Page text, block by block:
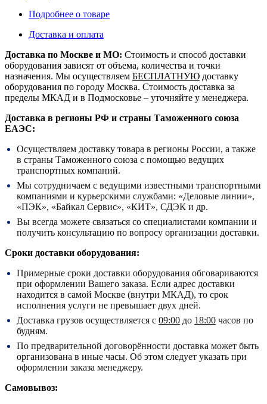
Подробнее о товаре
Доставка и оплата
Доставка по Москве и МО: Стоимость и способ доставки
оборудования зависят от объема, количества и точки
назначения. Мы осуществляем БЕСПЛАТНУЮ доставку
оборудования по городу Москва. Стоимость доставка за
пределы МКАД и в Подмосковье – уточняйте у менеджера.
Доставка в регионы РФ и страны Таможенного союза
ЕАЭС:
Осуществляем доставку товара в регионы России, а также
в страны Таможенного союза с помощью ведущих
транспортных компаний.
Мы сотрудничаем с ведущими известными транспортными
компаниями и курьерскими службами: «Деловые линии»,
«ПЭК», «Байкал Сервис», «КИТ», СДЭК и др.
Вы всегда можете связаться со специалистами компании и
получить консультацию по вопросу организации доставки.
Сроки доставки оборудования:
Примерные сроки доставки оборудования обговариваются
при оформлении Вашего заказа. Если адрес доставки
находится в самой Москве (внутри МКАД), то срок
исполнения услуги не превышает двух дней.
Доставка грузов осуществляется с 09:00 до 18:00 часов по
будням.
По предварительной договорённости доставка может быть
организована в иные часы. Об этом следует указать при
оформлении заказа менеджеру.
Самовывоз: